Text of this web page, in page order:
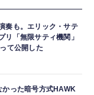
奏も。エリック・サテ
リ「無限サティ機関」
て公開した
かった暗号方式HAWK